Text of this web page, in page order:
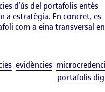
d’ús del portafolis entès
a estratègia. En concret, es
com a eina transversal en
evidències
portafolis